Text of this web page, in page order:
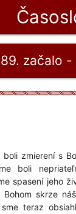
začalo -
zmierení s
boli
spasení jeho
Bohom skrze
teraz